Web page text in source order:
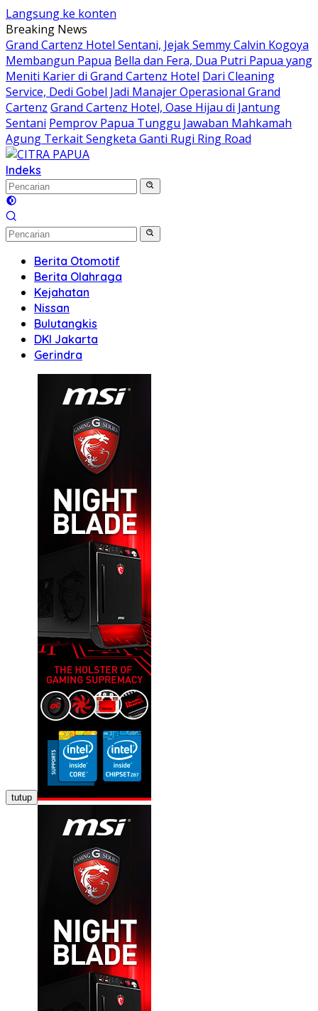
Langsung ke konten
Breaking News
Grand Cartenz Hotel Sentani, Jejak Semmy Calvin Kogoya
Membangun Papua Bella dan Fera, Dua Putri Papua yang
Meniti Karier di Grand Cartenz Hotel Dari Cleaning
Service, Dedi Gobel Jadi Manajer Operasional Grand
Cartenz Grand Cartenz Hotel, Oase Hijau di Jantung
Sentani Pemprov Papua Tunggu Jawaban Mahkamah
Agung Terkait Sengketa Ganti Rugi Ring Road
Indeks
Berita Otomotif
Berita Olahraga
Kejahatan
Nissan
Bulutangkis
DKI Jakarta
Gerindra
tutup